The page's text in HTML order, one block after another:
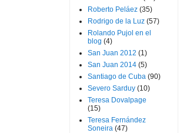
Roberto Peláez (35)
Rodrigo de la Luz (57)
Rolando Pujol en el
blog (4)
San Juan 2012 (1)
San Juan 2014 (5)
Santiago de Cuba (90)
Severo Sarduy (10)
Teresa Dovalpage
(15)
Teresa Fernández
Soneira (47)